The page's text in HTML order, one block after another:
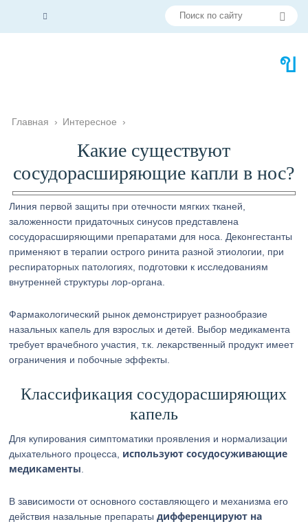
Главная › Интересное ›
Какие существуют
сосудорасширяющие капли в нос?
Линия первой защиты при отечности мягких тканей,
заложенности придаточных синусов представлена
сосудорасширяющими препаратами для носа. Деконгестанты
применяют в терапии острого ринита разной этиологии, при
респираторных патологиях, подготовки к исследованиям
внутренней структуры лор-органа.
Фармакологический рынок демонстрирует разнообразие
назальных капель для взрослых и детей. Выбор медикамента
требует врачебного участия, т.к. лекарственный продукт имеет
ограничения и побочные эффекты.
Классификация сосудорасширяющих
капель
Для купирования симптоматики проявления и нормализации
дыхательного процесса, используют сосудосуживающие
медикаменты
В зависимости от основного составляющего и механизма его
действия назальные препаратыдифференцируют на